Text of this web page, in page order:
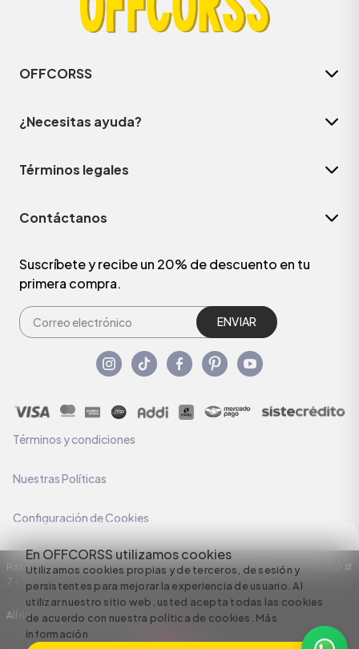
En OFFCORSS utilizamos cookies
Utilizamos cookies propias y de terceros, de sesión y
persistentes para mejorar la experiencia de usuario. Al
utilizar nuestro sitio web, usted acepta todas las cookies
de acuerdo con nuestra política de cookies. Más
información
OFFCORSS
¿Necesitas ayuda?
Términos legales
Contáctanos
Suscríbete y recibe un 20% de descuento en tu
primera compra.
ENVIAR
Términos y condiciones
Nuestras Políticas
Configuración de Cookies
Razón Social: C.I HERMECO S.A. NIT: 890924167-6 Dirección: Carrera 50 #
7 – 35
All rights reserved empowered by